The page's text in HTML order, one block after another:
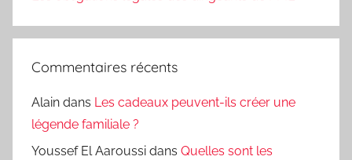
Commentaires récents
Alain dans Les cadeaux peuvent-ils créer une
légende familiale ?
Youssef El Aaroussi dans Quelles sont les